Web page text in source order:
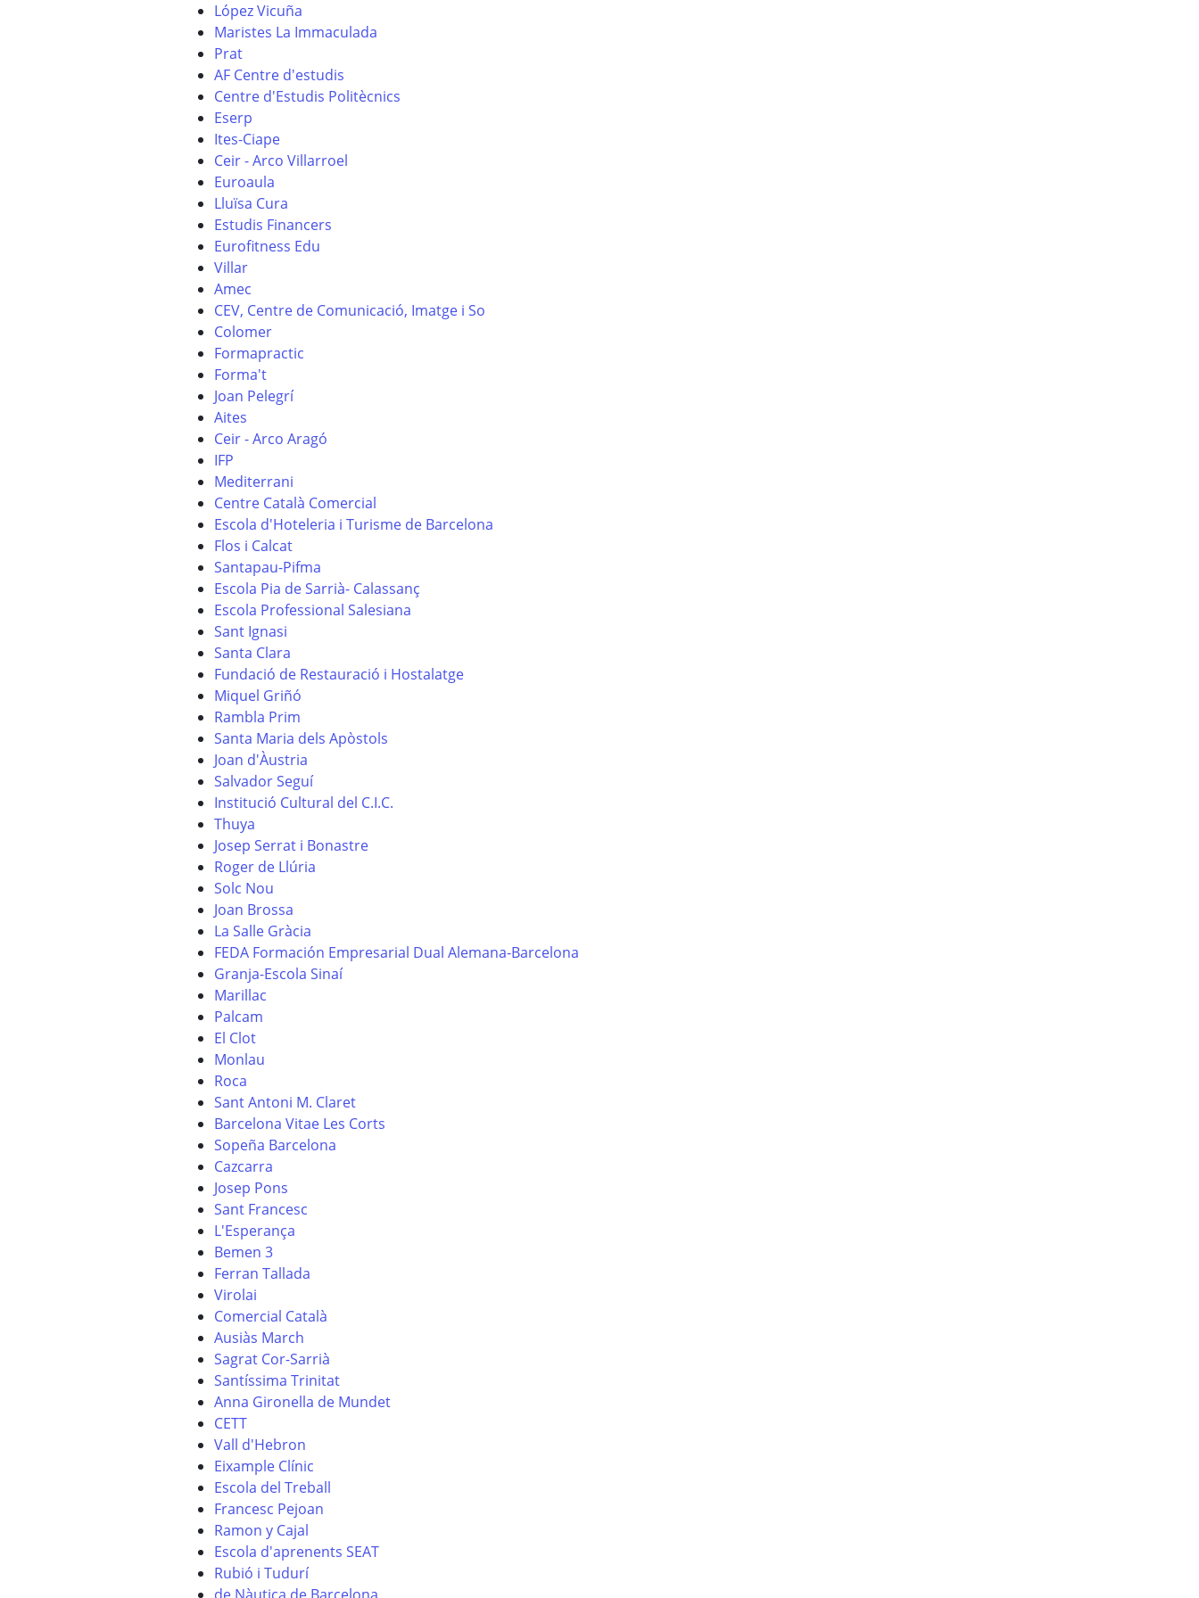
López Vicuña
Maristes La Immaculada
Prat
AF Centre d'estudis
Centre d'Estudis Politècnics
Eserp
Ites-Ciape
Ceir - Arco Villarroel
Euroaula
Lluïsa Cura
Estudis Financers
Eurofitness Edu
Villar
Amec
CEV, Centre de Comunicació, Imatge i So
Colomer
Formapractic
Forma't
Joan Pelegrí
Aites
Ceir - Arco Aragó
IFP
Mediterrani
Centre Català Comercial
Escola d'Hoteleria i Turisme de Barcelona
Flos i Calcat
Santapau-Pifma
Escola Pia de Sarrià- Calassanç
Escola Professional Salesiana
Sant Ignasi
Santa Clara
Fundació de Restauració i Hostalatge
Miquel Griñó
Rambla Prim
Santa Maria dels Apòstols
Joan d'Àustria
Salvador Seguí
Institució Cultural del C.I.C.
Thuya
Josep Serrat i Bonastre
Roger de Llúria
Solc Nou
Joan Brossa
La Salle Gràcia
FEDA Formación Empresarial Dual Alemana-Barcelona
Granja-Escola Sinaí
Marillac
Palcam
El Clot
Monlau
Roca
Sant Antoni M. Claret
Barcelona Vitae Les Corts
Sopeña Barcelona
Cazcarra
Josep Pons
Sant Francesc
L'Esperança
Bemen 3
Ferran Tallada
Virolai
Comercial Català
Ausiàs March
Sagrat Cor-Sarrià
Santíssima Trinitat
Anna Gironella de Mundet
CETT
Vall d'Hebron
Eixample Clínic
Escola del Treball
Francesc Pejoan
Ramon y Cajal
Escola d'aprenents SEAT
Rubió i Tudurí